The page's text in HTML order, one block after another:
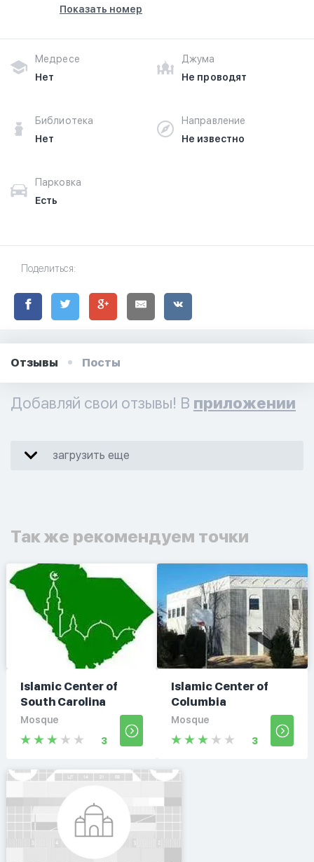
Показать номер
Медресе
Нет
Джума
Не проводят
Библиотека
Нет
Направление
Не известно
Парковка
Есть
Поделиться:
Отзывы Посты
Добавляй свои отзывы! В приложении
загрузить еще
Так же рекомендуем точки
Islamic Center of
South Carolina
Mosque
3
Islamic Center of
Columbia
Mosque
3